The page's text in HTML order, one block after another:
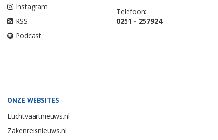
Instagram
RSS
Podcast
Telefoon:
0251 - 257924
ONZE WEBSITES
Luchtvaartnieuws.nl
Zakenreisnieuws.nl